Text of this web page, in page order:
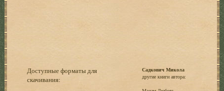
Доступные форматы для
скачивания:
Садкович Микола
другие книги автора: